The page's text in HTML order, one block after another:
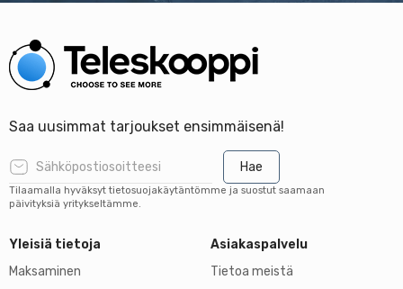
Saa uusimmat tarjoukset ensimmäisenä!
Hae
Tilaamalla hyväksyt tietosuojakäytäntömme ja suostut saamaan
päivityksiä yritykseltämme.
Yleisiä tietoja
Maksaminen
Asiakaspalvelu
Tietoa meistä